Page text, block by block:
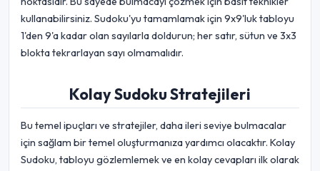
kullanabilirsiniz. Sudoku'yu tamamlamak için 9x9'luk tabloyu
1'den 9'a kadar olan sayılarla doldurun; her satır, sütun ve 3x3
blokta tekrarlayan sayı olmamalıdır.
Kolay Sudoku Stratejileri
Bu temel ipuçları ve stratejiler, daha ileri seviye bulmacalar
için sağlam bir temel oluşturmanıza yardımcı olacaktır. Kolay
Sudoku, tabloyu gözlemlemek ve en kolay cevapları ilk olarak